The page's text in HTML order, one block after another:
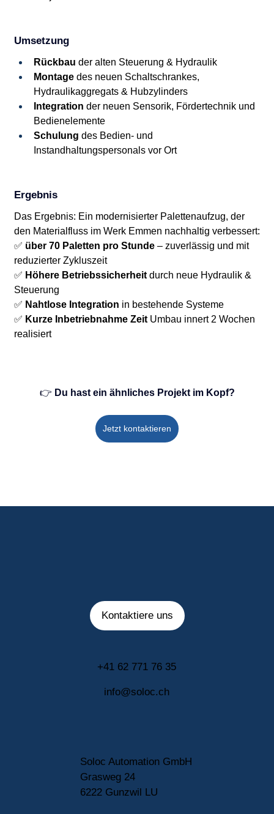
Umsetzung
Rückbau der alten Steuerung & Hydraulik
Montage des neuen Schaltschrankes,
Hydraulikaggregats & Hubzylinders
Integration der neuen Sensorik, Fördertechnik und
Bedienelemente
Schulung des Bedien- und
Instandhaltungspersonals vor Ort
Ergebnis
Das Ergebnis: Ein modernisierter Palettenaufzug, der
den Materialfluss im Werk Emmen nachhaltig verbessert:
✅ über 70 Paletten pro Stunde – zuverlässig und mit
reduzierter Zykluszeit
✅ Höhere Betriebssicherheit durch neue Hydraulik &
Steuerung
✅ Nahtlose Integration in bestehende Systeme
✅ Kurze Inbetriebnahme Zeit Umbau innert 2 Wochen
realisiert
👉 Du hast ein ähnliches Projekt im Kopf?
Jetzt kontaktieren
Kontaktiere uns
+41 62 771 76 35
info@soloc.ch
Soloc Automation GmbH
Grasweg 24
6222 Gunzwil LU